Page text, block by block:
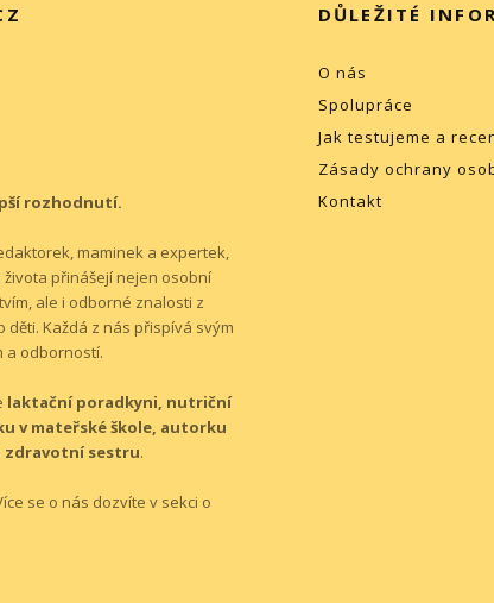
rozhodnutí.
maminek a expertek,
přinášejí nejen osobní
ale i odborné znalosti z
děti. Každá z nás přispívá svým
a odborností.
laktační poradkyni, nutriční
v mateřské škole, autorku
zdravotní sestru.
se o nás dozvíte v sekci o
DŮLEŽITÉ
O nás
Spolupráce
Jak testujeme a
Zásady ochrany
Kontakt